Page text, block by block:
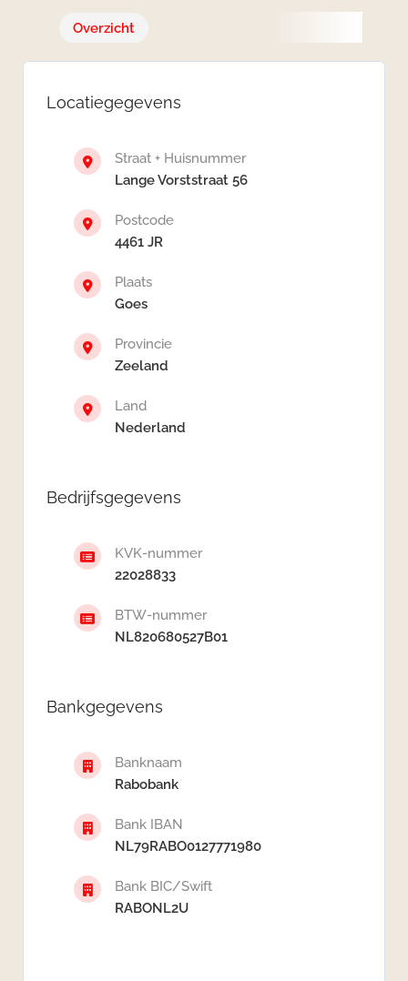
Overzicht
Locatiegegevens
Straat + Huisnummer
Lange Vorststraat 56
Postcode
4461 JR
Plaats
Goes
Provincie
Zeeland
Land
Nederland
Bedrijfsgegevens
KVK-nummer
22028833
BTW-nummer
NL820680527B01
Bankgegevens
Banknaam
Rabobank
Bank IBAN
NL79RABO0127771980
Bank BIC/Swift
RABONL2U